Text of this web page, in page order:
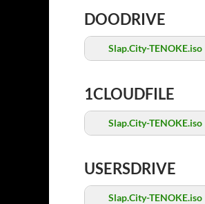
DOODRIVE
Slap.City-TENOKE.iso
1CLOUDFILE
Slap.City-TENOKE.iso
USERSDRIVE
Slap.City-TENOKE.iso